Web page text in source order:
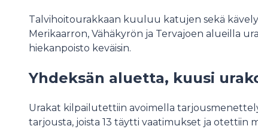
Talvihoitourakkaan kuuluu katujen sekä
Merikaarron, Vähäkyrön ja Tervajoen alueilla
hiekanpoisto keväisin.
Yhdeksän aluetta, kuusi
Urakat kilpailutettiin avoimella
tarjousta, joista 13 täytti vaatimukset ja otettiin